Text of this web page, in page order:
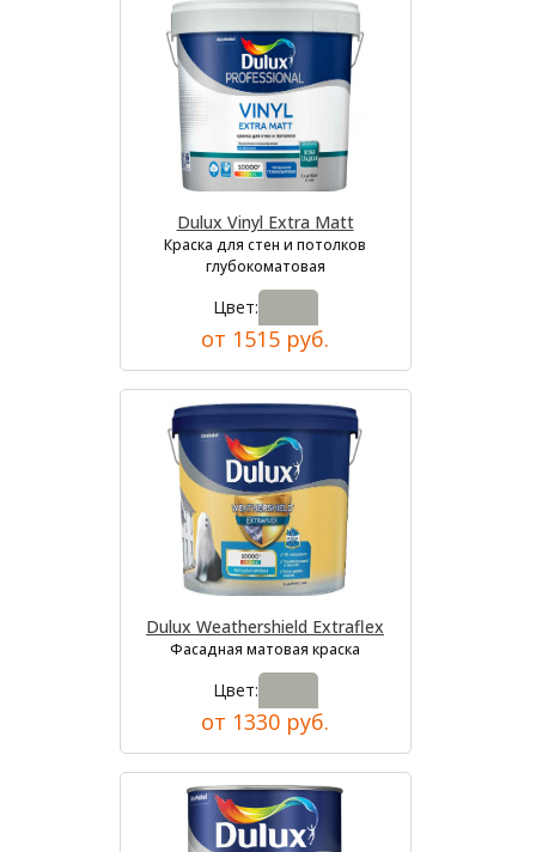
Dulux Vinyl Extra Matt
Краска для стен и потолков
глубокоматовая
Цвет:
от 1515 руб.
Dulux Weathershield Extraflex
Фасадная матовая краска
Цвет:
от 1330 руб.